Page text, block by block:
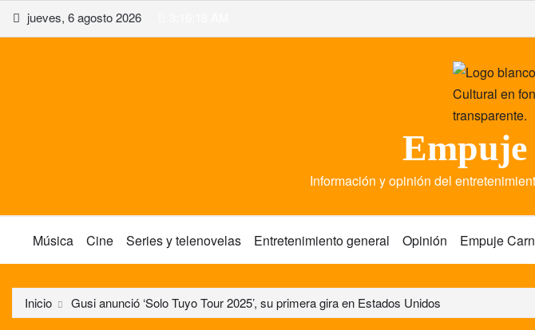
Saltarjueves, 6 agosto 2026
Información y opinión del
Música Cine Series y telenovelas Entretenimiento general Opinión Empuje
Inicio Gusi anunció ‘Solo Tuyo Tour 2025’, su primera gira en Estados Unidos